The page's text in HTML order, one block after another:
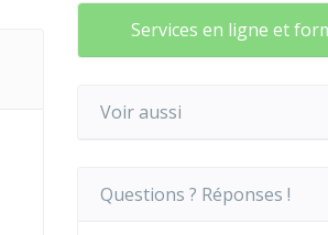
Services en ligne et
Voir aussi
Questions ? Réponses !